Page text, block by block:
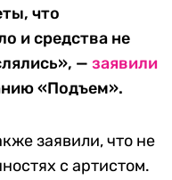
что
и средства не
— заявили
«Подъем».
заявили, что не
с артистом.